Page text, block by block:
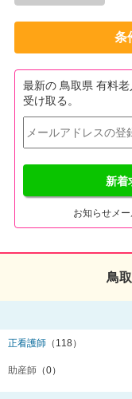
条
最新の 鳥取県 有料
受け取る。
新着
お知らせメ
鳥
正看護師 （118）
助産師 （0）